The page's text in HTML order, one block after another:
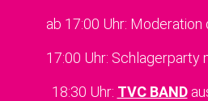
ab 17:00 Uhr:
17:00 Uhr: Schlagerparty
18:30 Uhr: TVC BAND